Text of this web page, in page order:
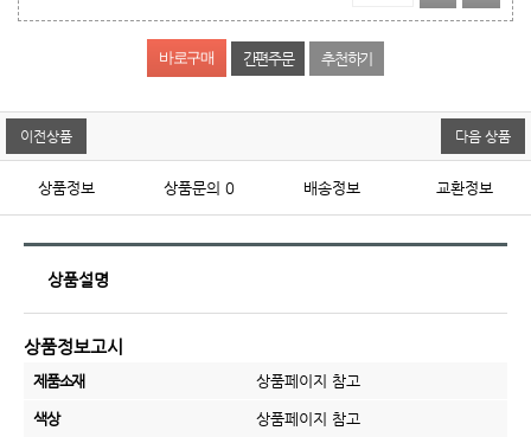
간편주문 추천하기
이전상품 다음 상품
상품정보 상품문의 0 배송정보 교환정보
상품설명
상품정보고시
제품소재 상품페이지 참고
색상 상품페이지 참고